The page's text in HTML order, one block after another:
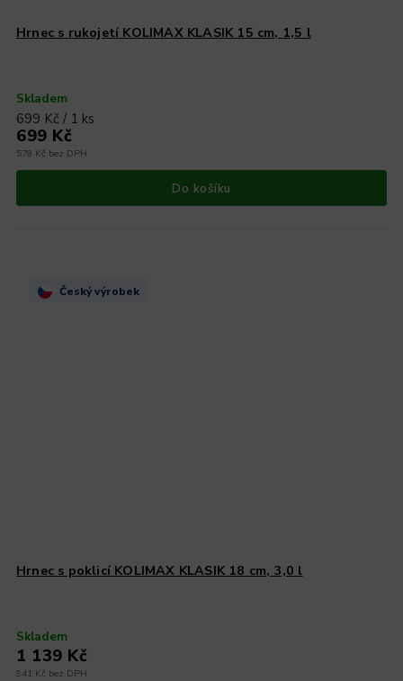
Hrnec s rukojetí KOLIMAX KLASIK 15 cm, 1,5 l
Skladem
578 Kč bez DPH
699 Kč
699 Kč / 1 ks
Do košíku
Český výrobek
Hrnec s poklicí KOLIMAX KLASIK 18 cm, 3,0 l
Skladem
941 Kč bez DPH
1 139 Kč